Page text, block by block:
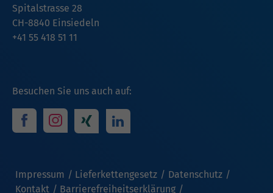
Besuchen Sie uns auch auf:
Impressum Lieferkettengesetz
Datenschutz
Kontakt
Barrierefreiheitserklärung
Spitalstrasse 28
CH-8840 Einsiedeln
+41 55 418 51 11